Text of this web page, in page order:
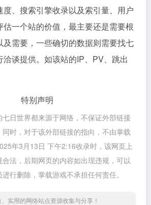
、搜索引擎收录以及索引量、用户
一个站的价值，最主要还是需要根
及需要，一些确切的数据则需要找七
洽谈提供。如该站的IP、PV、跳出
特别声明
日世界都来源于网络，不保证外部链接
时，对于该外部链接的指向，不由掌载
年3月13日 下午2:16收录时，该网页上
法，后期网页的内容如出现违规，可以
行删除，掌载游戏不承担任何责任。
实用的网络站点资源收集与分享！